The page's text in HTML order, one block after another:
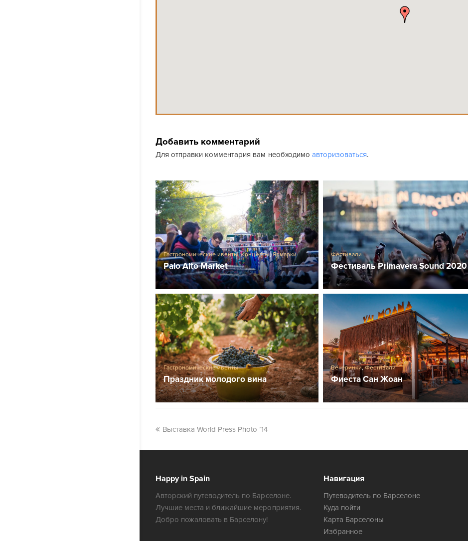
Добавить комментарий
Для отправки комментария вам необходимо авторизоваться.
Гастрономические ивенты,Концерты,Ярмарки
Palo Alto Market
Фестивали
Фестиваль Primavera Sound 2020
Гастрономические ивенты
Праздник молодого вина
Вечеринки,Фестивали
Фиеста Сан Жоан
Выставка World Press Photo ’14
Happy in Spain
Авторский путеводитель по Барселоне.
Лучшие места и ближайшие мероприятия.
Добро пожаловать в Барселону!
Навигация
Путеводитель по Барселоне
Куда пойти
Карта Барселоны
Избранное